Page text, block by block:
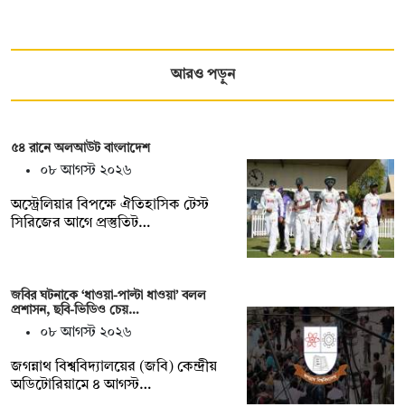
আরও পড়ুন
৫৪ রানে অলআউট বাংলাদেশ
০৮ আগস্ট ২০২৬
অস্ট্রেলিয়ার বিপক্ষে ঐতিহাসিক টেস্ট
সিরিজের আগে প্রস্তুতিট…
জবির ঘটনাকে ‘ধাওয়া-পাল্টা ধাওয়া’ বলল
প্রশাসন, ছবি-ভিডিও চেয়…
০৮ আগস্ট ২০২৬
জগন্নাথ বিশ্ববিদ্যালয়ের (জবি) কেন্দ্রীয়
অডিটোরিয়ামে ৪ আগস্ট…